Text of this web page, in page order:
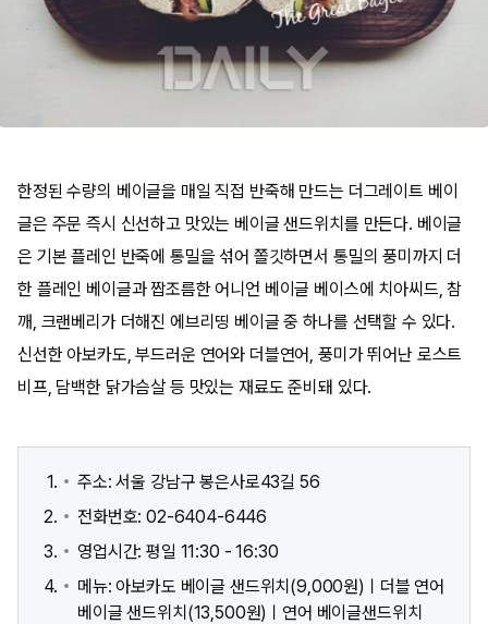
한정된 수량의 베이글을 매일 직접 반죽해 만드는 더그레이트 베이
글은 주문 즉시 신선하고 맛있는 베이글 샌드위치를 만든다. 베이글
은 기본 플레인 반죽에 통밀을 섞어 쫄깃하면서 통밀의 풍미까지 더
한 플레인 베이글과 짭조름한 어니언 베이글 베이스에 치아씨드, 참
깨, 크랜베리가 더해진 에브리띵 베이글 중 하나를 선택할 수 있다.
신선한 아보카도, 부드러운 연어와 더블연어, 풍미가 뛰어난 로스트
비프, 담백한 닭가슴살 등 맛있는 재료도 준비돼 있다.
주소: 서울 강남구 봉은사로43길 56
전화번호: 02-6404-6446
영업시간: 평일 11:30 - 16:30
메뉴: 아보카도 베이글 샌드위치(9,000원)ㅣ더블 연어
베이글 샌드위치(13,500원)ㅣ연어 베이글샌드위치